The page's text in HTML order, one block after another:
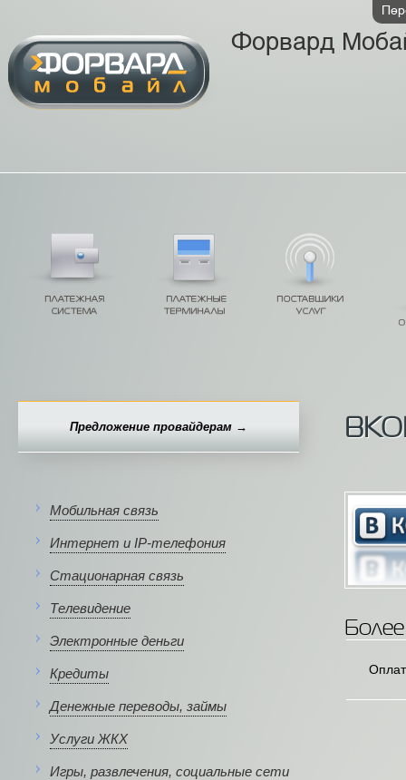
Форвард
Предложение провайдерам →
Мобильная связь
Интернет и IP-телефония
Стационарная связь
Телевидение
Электронные деньги
Кредиты
Денежные переводы, займы
Услуги ЖКХ
Игры, развлечения, социальные сети